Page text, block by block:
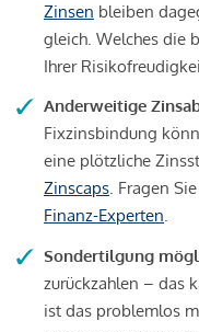
Zinsen bleiben
gleich. Welches die
Ihrer
Anderweitige
Fixzinsbindung
eine plötzliche
Zinscaps. Fragen
Finanz-Experten.
Sondertilgung
zurückzahlen – das
ist das problemlos